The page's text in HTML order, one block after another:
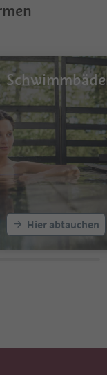
Hier abtauchen